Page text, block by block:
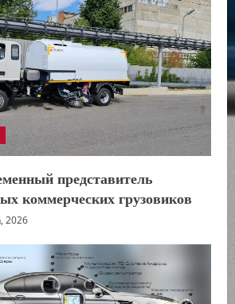
представитель
коммерческих грузовиков
2026